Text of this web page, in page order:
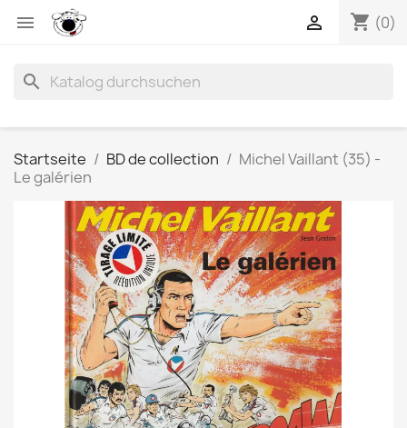
 shopping_cart (0)

search
Startseite BD de collection
Michel Vaillant (35) -
Le galérien